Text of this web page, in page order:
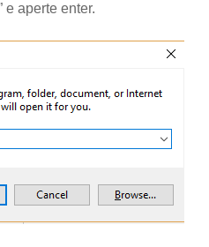
e aperte enter.